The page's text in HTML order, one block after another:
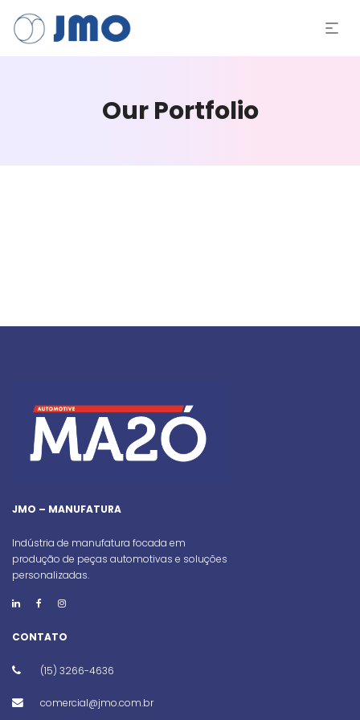
Our Portfolio
JMO – MANUFATURA
Indústria de manufatura focada em
produção de peças automotivas e soluções
personalizadas.
CONTATO
(15) 3266-4636
comercial@jmo.com.br